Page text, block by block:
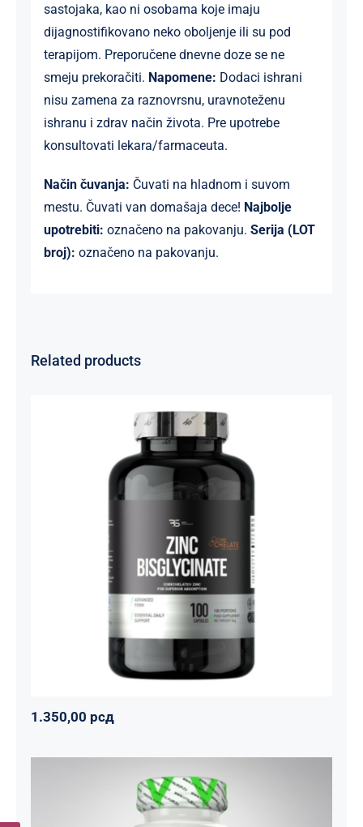
sastojaka, kao ni osobama koje imaju
dijagnostifikovano neko oboljenje ili su pod
terapijom. Preporučene dnevne doze se ne
smeju prekoračiti. Napomene: Dodaci ishrani
nisu zamena za raznovrsnu, uravnoteženu
ishranu i zdrav način života. Pre upotrebe
konsultovati lekara/farmaceuta.
Način čuvanja: Čuvati na hladnom i suvom
mestu. Čuvati van domašaja dece! Najbolje
upotrebiti: označeno na pakovanju. Serija (LOT
broj): označeno na pakovanju.
Related products
Cink Bisglicinat 20 mg – Zinc
Bisglycinate CoreChelate®, 100
kapsula
Basic supplements Svi proizvodi Vitaminko
1.350,00рсд
1.350,00 рсд